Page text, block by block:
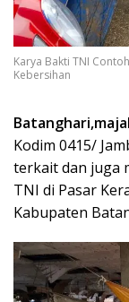
Karya Bakti TNI
Kebersihan
Kodim 0415/
terkait dan juga
TNI di Pasar
Kabupaten